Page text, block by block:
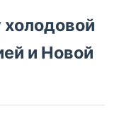
холодовой
и Новой